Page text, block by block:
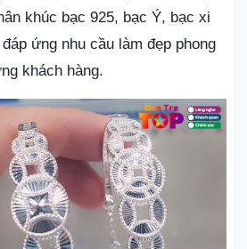
khúc bạc 925, bạc Ý, bạc xi
ứng nhu cầu làm đẹp phong
khách hàng.